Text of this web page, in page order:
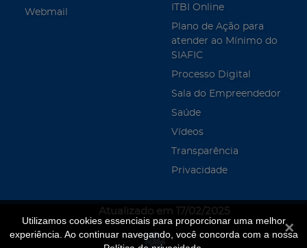
Utilizamos cookies essenciais para proporcionar uma melhor
experiência. Ao continuar navegando, você concorda com a nossa
Webmail
ITBI Online
Plano de Ação para
atender ao Mínimo do
SIAFIC
Processo Digital
Sala do Empreendedor
Saúde
Vídeos
Transparência
Privacidade
Atualizado em 17/02/2025